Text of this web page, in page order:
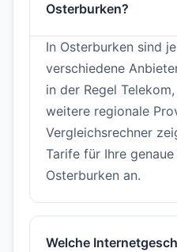
Osterburken?
In Osterburken sind
verschiedene
in der Regel
weitere regionale
Vergleichsrechner
Tarife für Ihre
Osterburken an.
Welche